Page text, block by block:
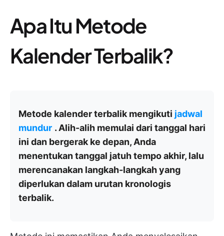
Apa Itu Metode
Kalender Terbalik?
Metode kalender terbalik mengikuti jadwal
mundur . Alih-alih memulai dari tanggal hari
ini dan bergerak ke depan, Anda
menentukan tanggal jatuh tempo akhir, lalu
merencanakan langkah-langkah yang
diperlukan dalam urutan kronologis
terbalik.